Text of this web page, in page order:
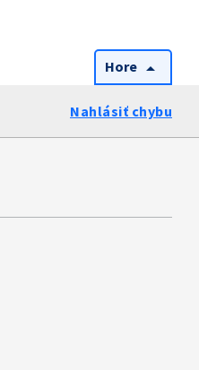
Hore arrow_drop_up
Nahlásiť chybu